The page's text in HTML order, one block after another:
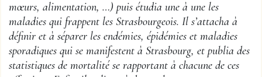
mœurs, alimentation, …) puis étudia une à une les
maladies qui frappent les Strasbourgeois. Il s’attacha à
définir et à séparer les endémies, épidémies et maladies
sporadiques qui se manifestent à Strasbourg, et publia des
statistiques de mortalité se rapportant à chacune de ces